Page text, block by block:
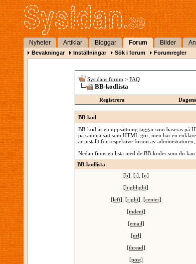
Nyheter Artiklar Bloggar Forum Bilder
Bevakningar Inställningar Sök i forum Forumregler
Sysidans forum > FAQ
BB-kodlista
Registrera
BB-kod
BB-kod är en uppsättning taggar som baseras
på samma sätt som HTML gör, men har en
är inställt för respektive forum av
Nedan finns en lista med de BB-koder som du
BB-kodlista
[b] [i] [u]
[highlight]
[left] [right] [center]
[indent]
[email]
[url]
[thread]
[post]